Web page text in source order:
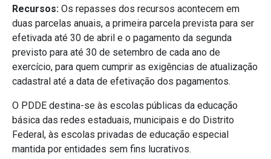
Recursos: Os repasses dos recursos acontecem em
duas parcelas anuais, a primeira parcela prevista para ser
efetivada até 30 de abril e o pagamento da segunda
previsto para até 30 de setembro de cada ano de
exercício, para quem cumprir as exigências de atualização
cadastral até a data de efetivação dos pagamentos.
O PDDE destina-se às escolas públicas da educação
básica das redes estaduais, municipais e do Distrito
Federal, às escolas privadas de educação especial
mantida por entidades sem fins lucrativos.